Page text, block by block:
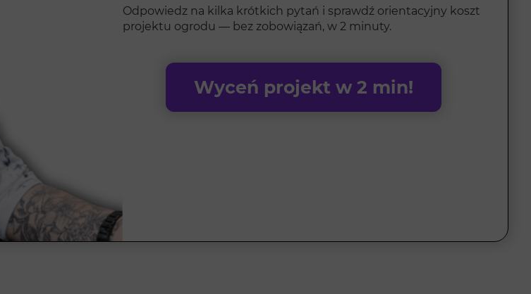
Odpowiedz na kilka krótkich pytań i sprawdź orientacyjny koszt
projektu ogrodu — bez zobowiązań, w 2 minuty.
Wyceń projekt w 2 min!